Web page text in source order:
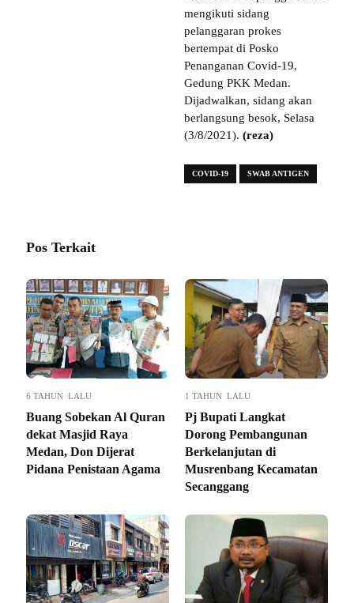
mengikuti sidang
pelanggaran prokes
bertempat di Posko
Penanganan Covid-19,
Gedung PKK Medan.
Dijadwalkan, sidang akan
berlangsung besok, Selasa
(3/8/2021). (reza)
COVID-19 SWAB ANTIGEN
Pos Terkait
6 TAHUN LALU
Buang Sobekan Al Quran
dekat Masjid Raya
Medan, Don Dijerat
Pidana Penistaan Agama
1 TAHUN LALU
Pj Bupati Langkat
Dorong Pembangunan
Berkelanjutan di
Musrenbang Kecamatan
Secanggang